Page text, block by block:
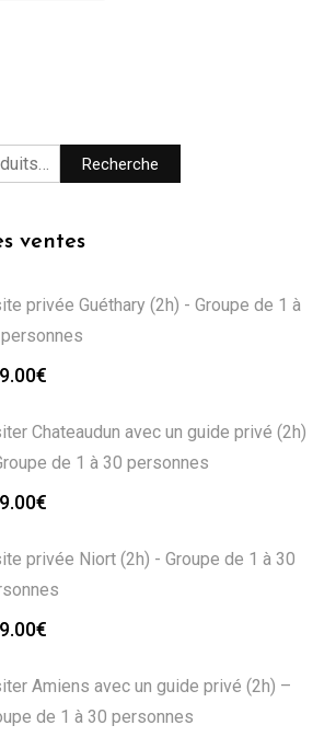
Recherche
ventes
privée Guéthary (2h) - Groupe de 1 à
€
Chateaudun avec un guide privé (2h)
de 1 à 30 personnes
€
privée Niort (2h) - Groupe de 1 à 30
€
Amiens avec un guide privé (2h) –
de 1 à 30 personnes